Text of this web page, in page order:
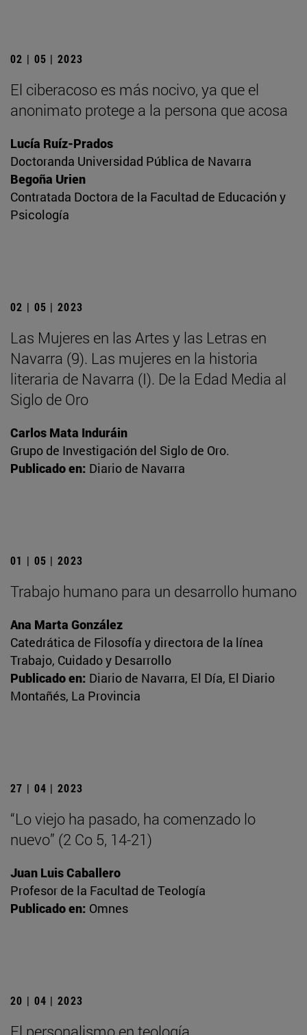
02 | 05 | 2023
El ciberacoso es más nocivo, ya que el
anonimato protege a la persona que acosa
Lucía Ruíz-Prados
Doctoranda Universidad Pública de Navarra
Begoña Urien
Contratada Doctora de la Facultad de Educación y
Psicología
02 | 05 | 2023
Las Mujeres en las Artes y las Letras en
Navarra (9). Las mujeres en la historia
literaria de Navarra (I). De la Edad Media al
Siglo de Oro
Carlos Mata Induráin
Grupo de Investigación del Siglo de Oro.
Publicado en: Diario de Navarra
01 | 05 | 2023
Trabajo humano para un desarrollo humano
Ana Marta González
Catedrática de Filosofía y directora de la línea
Trabajo, Cuidado y Desarrollo
Publicado en: Diario de Navarra, El Día, El Diario
Montañés, La Provincia
27 | 04 | 2023
“Lo viejo ha pasado, ha comenzado lo
nuevo” (2 Co 5, 14-21)
Juan Luis Caballero
Profesor de la Facultad de Teología
Publicado en: Omnes
20 | 04 | 2023